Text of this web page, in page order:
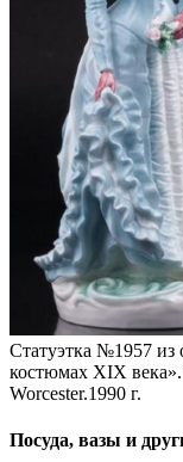
Статуэтка №1957 из
костюмах XIX
Worcester.1990 г.
Посуда, вазы и